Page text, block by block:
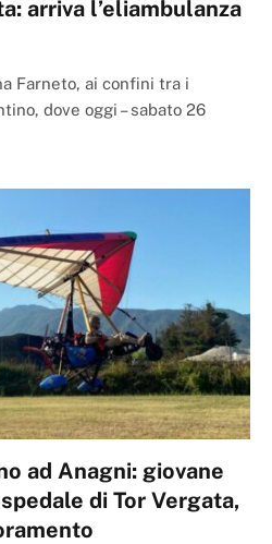
arriva l’eliambulanza
Farneto, ai confini tra i
dove oggi – sabato 26
ad Anagni: giovane
di Tor Vergata,